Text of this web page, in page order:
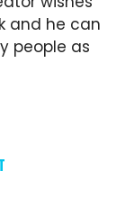
and he can
people as